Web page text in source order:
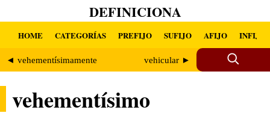
DEFINICIONA
HOME CATEGORÍAS PREFIJO SUFIJO AFIJO INFIJO
◄ vehementísimamente vehicular ►
vehementísimo